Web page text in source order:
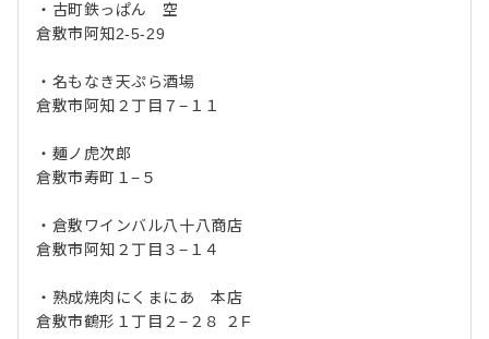
・古町鉄っぱん 空
倉敷市阿知2-5-29
・名もなき天ぷら酒場
倉敷市阿知２丁目７−１１
・麺ノ虎次郎
倉敷市寿町１−５
・倉敷ワインバル八十八商店
倉敷市阿知２丁目３−１４
・熟成焼肉にくまにあ 本店
倉敷市鶴形１丁目２−２８ ２F